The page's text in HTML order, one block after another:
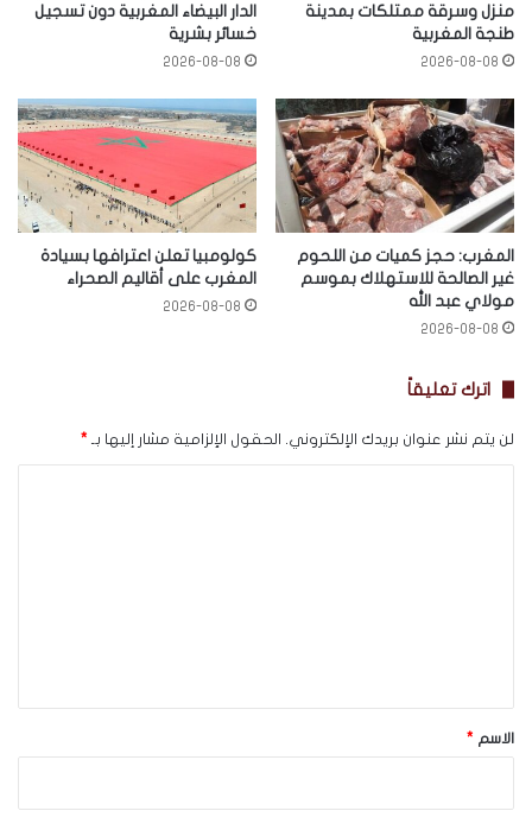
منزل وسرقة ممتلكات بمدينة
طنجة المغربية
2026-08-08
الدار البيضاء المغربية دون تسجيل
خسائر بشرية
2026-08-08
المغرب: حجز كميات من اللحوم
غير الصالحة للاستهلاك بموسم
مولاي عبد الله
2026-08-08
كولومبيا تعلن اعترافها بسيادة
المغرب على أقاليم الصحراء
2026-08-08
اترك تعليقاً
لن يتم نشر عنوان بريدك الإلكتروني. الحقول الإلزامية مشار إليها بـ *
*الاسم *